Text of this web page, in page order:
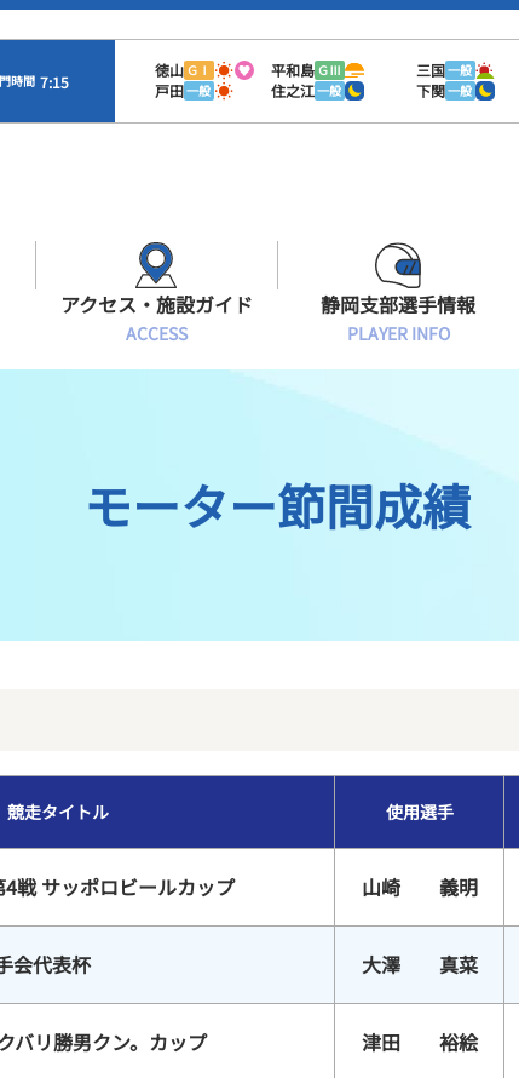
時間 7:15
徳山 ＧⅠ 平和島 ＧⅢ 三国一般
戸田一般 住之江一般 下関一般
ボートデータ
出目データ
アクセス・施設ガイド
ACCESS
有料席情報
特別観覧施設ROKU浜名湖
静岡支部選手情報
PLAYER INFO
選手募集
レーサーズファイル
モーター節間成績
競走タイトル 使用選手
戦 サッポロビールカップ 山崎 義明
会代表杯 大澤 真菜
バリ勝男クン。カップ 津田 裕絵